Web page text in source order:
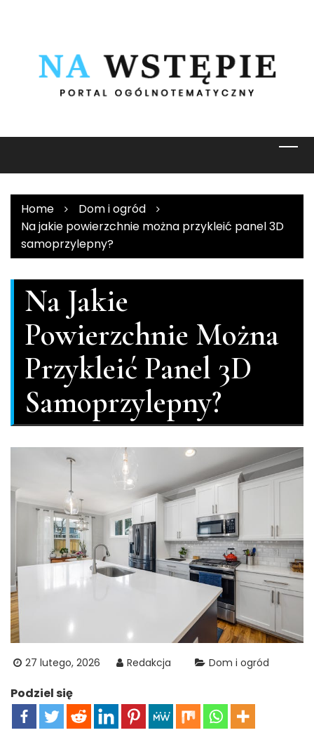
Home
Dom i ogród
Na jakie powierzchnie można przykleić panel 3D
samoprzylepny?
Na Jakie
Powierzchnie Można
Przykleić Panel 3D
Samoprzylepny?
27 lutego, 2026 Redakcja Dom i ogród
Podziel się